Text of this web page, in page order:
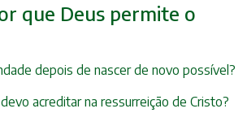
que Deus permite o
depois de nascer de novo possível?
acreditar na ressurreição de Cristo?